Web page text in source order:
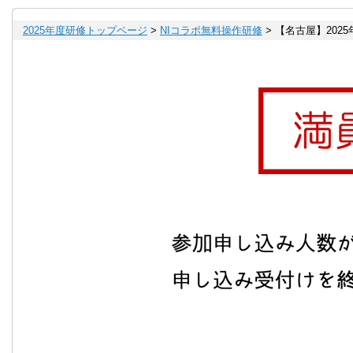
2025年度研修トップページ > NIコラボ無料操作研修> 【名古屋】2025